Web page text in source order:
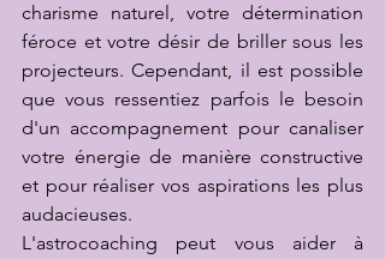
charisme naturel, votre détermination
féroce et votre désir de briller sous les
projecteurs. Cependant, il est possible
que vous ressentiez parfois le besoin
d'un accompagnement pour canaliser
votre énergie de manière constructive
et pour réaliser vos aspirations les plus
audacieuses.
L'astrocoaching peut vous aider à